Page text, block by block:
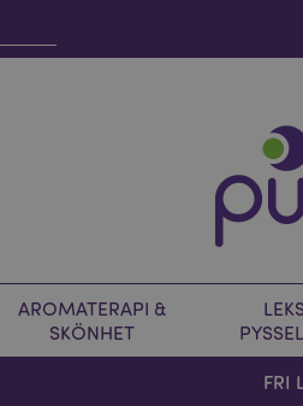
AROMATERAPI &
SKÖNHET
FRI